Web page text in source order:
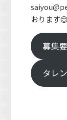
おります😊
募集
タレ